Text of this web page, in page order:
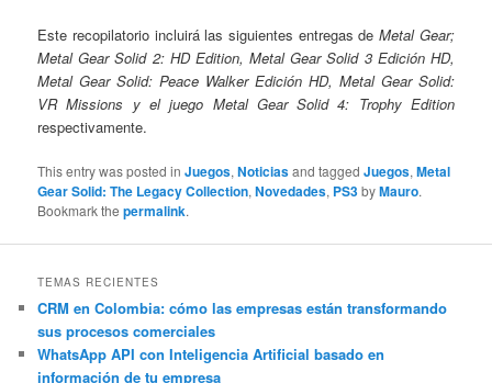
Este recopilatorio incluirá las siguientes entregas deMetal Gear;
Metal Gear Solid 2: HD Edition, Metal Gear Solid 3 Edición HD,
Metal Gear Solid: Peace Walker Edición HD, Metal Gear Solid:
VR Missions y el juego Metal Gear Solid 4: Trophy Edition
respectivamente.
This entry was posted inJuegos,Noticiasand taggedJuegos,Metal
Gear Solid: The Legacy Collection,Novedades, PS3byMauro.
Bookmark thepermalink.
TEMAS RECIENTES
CRM en Colombia: cómo las empresas están transformando
sus procesos comerciales
WhatsApp API con Inteligencia Artificial basado en
información de tu empresa